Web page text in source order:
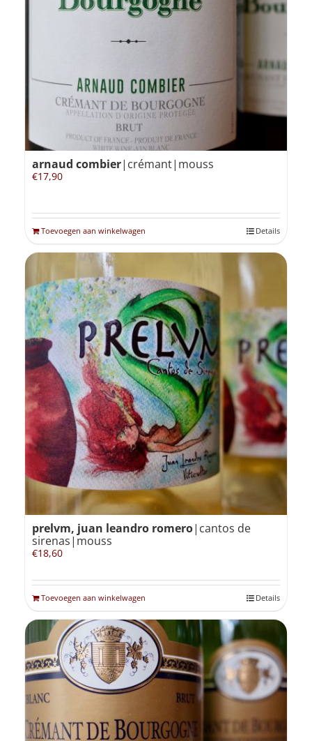
arnaud combier|crémant|mouss
€17,90
Toevoegen aan winkelwagen Details
prelvm, juan leandro romero|cantos de
sirenas|mouss
€18,60
Toevoegen aan winkelwagen Details